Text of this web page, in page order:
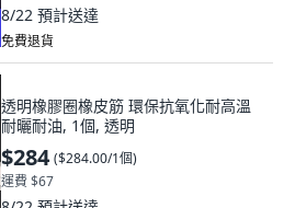
8/22 預計送達
免費退貨
透明橡膠圈橡皮筋 環保抗氧化耐高溫
耐曬耐油, 1個, 透明
$284 ($284.00/1個)
運費 $67